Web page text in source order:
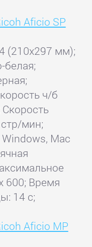
Aficio SP
(210x297 мм);
белая;
ч/б
мин;
Maс
600; Время
14 с;
Aficio MP